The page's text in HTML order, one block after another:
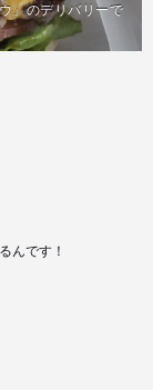
」のデリバリーで
んです！